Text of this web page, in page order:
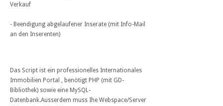
Verkauf
- Beendigung abgelaufener Inserate (mit Info-Mail
an den Inserenten)
Das Script ist ein professionelles Internationales
Immobilien Portal , benötigt PHP (mit GD-
Bibliothek) sowie eine MySQL-
Datenbank.Ausserdem muss Ihe Webspace/Server